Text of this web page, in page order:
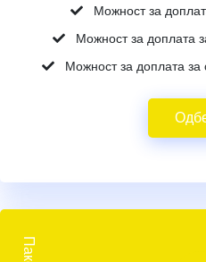
Можност за
Можност за
Можност за доплата